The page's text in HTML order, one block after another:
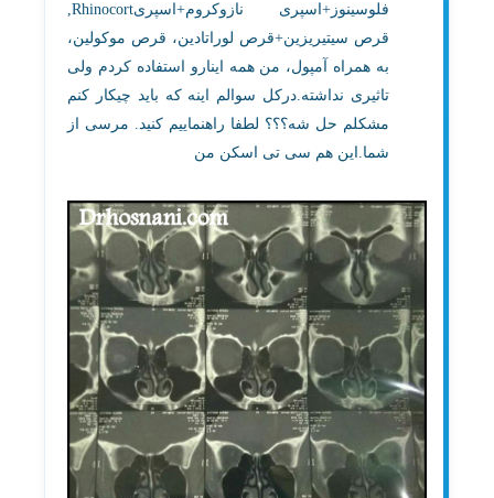
قرص سیتیریزین+قرص لوراتادین، قرص موکولین،
به همراه آمپول، من همه اینارو استفاده کردم ولی
تاثیری نداشته.درکل سوالم اینه که باید چیکار کنم
مشکلم حل شه؟؟؟ لطفا راهنماییم کنید. مرسی از
شما.این هم سی تی اسکن من